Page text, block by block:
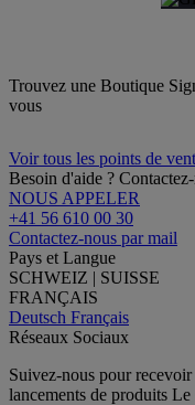
Trouvez une Boutique
vous
Voir tous les points de
Besoin d'aide ?
NOUS APPELER
+41 56 610 00 30
Contactez-nous par mail
Pays et Langue
SCHWEIZ | SUISSE
FRANÇAIS
Deutsch Français
Réseaux Sociaux
Suivez-nous pour recevoir
lancements de produits Le